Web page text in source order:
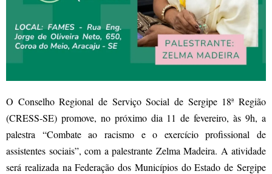
O Conselho Regional de Serviço Social de Sergipe 18ª Região
(CRESS-SE) promove, no próximo dia 11 de fevereiro, às 9h, a
palestra “Combate ao racismo e o exercício profissional de
assistentes sociais”, com a palestrante Zelma Madeira. A atividade
será realizada na Federação dos Municípios do Estado de Sergipe